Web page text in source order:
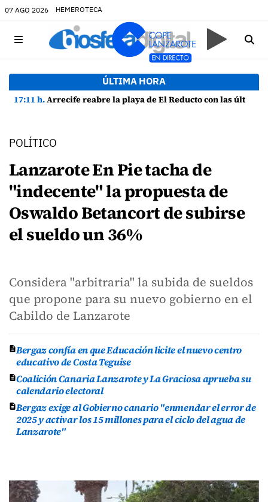
07 AGO 2026 HEMEROTECA
ÚLTIMA HORA
17:11 h.Arrecife reabre la playa de El Reducto con las últimas analíticas mostrando "una buena calidad de las aguas para el baño"
POLÍTICO
Lanzarote En Pie tacha de
"indecente" la propuesta de
Oswaldo Betancort de subirse
el sueldo un 36%
Considera "arbitraria" la subida de sueldos
que propone para su nuevo gobierno en el
Cabildo de Lanzarote
Bergaz confía en que Educación licite el nuevo centro
educativo de Costa Teguise
Coalición Canaria Lanzarote y La Graciosa aprueba su
calendario electoral
Bergaz exige al Gobierno canario "enmendar el error de
2025 y activar los 15 millones para el ciclo del agua de
Lanzarote"